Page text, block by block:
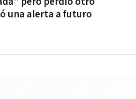
una alerta a futuro